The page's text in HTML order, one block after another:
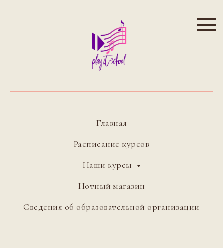
Главная
Расписание курсов
Наши курсы
Нотный магазин
Сведения об образовательной организации